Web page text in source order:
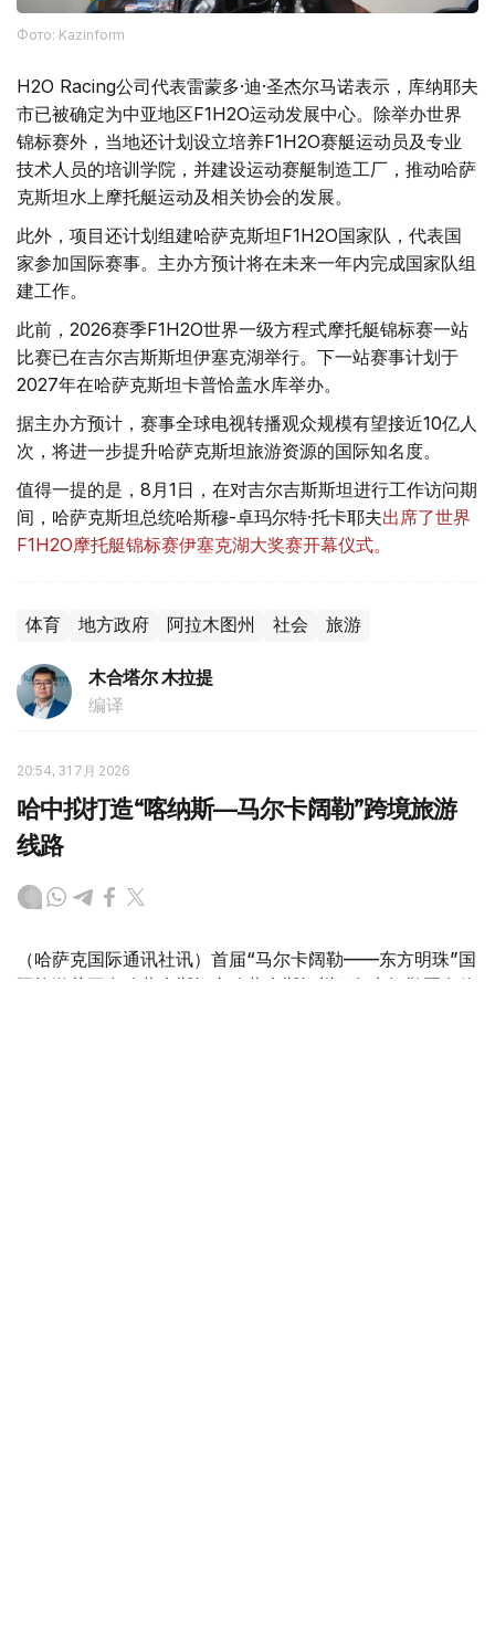
Фото: Kazinform
H2O Racing公司代表雷蒙多·迪·圣杰尔马诺表示，库纳耶夫
市已被确定为中亚地区F1H2O运动发展中心。除举办世界
锦标赛外，当地还计划设立培养F1H2O赛艇运动员及专业
技术人员的培训学院，并建设运动赛艇制造工厂，推动哈萨
克斯坦水上摩托艇运动及相关协会的发展。
此外，项目还计划组建哈萨克斯坦F1H2O国家队，代表国
家参加国际赛事。主办方预计将在未来一年内完成国家队组
建工作。
此前，2026赛季F1H2O世界一级方程式摩托艇锦标赛一站
比赛已在吉尔吉斯斯坦伊塞克湖举行。下一站赛事计划于
2027年在哈萨克斯坦卡普恰盖水库举办。
据主办方预计，赛事全球电视转播观众规模有望接近10亿人
次，将进一步提升哈萨克斯坦旅游资源的国际知名度。
值得一提的是，8月1日，在对吉尔吉斯斯坦进行工作访问期
间，哈萨克斯坦总统哈斯穆-卓玛尔特·托卡耶夫出席了世界
F1H2O摩托艇锦标赛伊塞克湖大奖赛开幕仪式。
体育 地方政府 阿拉木图州 社会 旅游
木合塔尔 木拉提
编译
20:54, 31 7月 2026
哈中拟打造“喀纳斯—马尔卡阔勒”跨境旅游
线路
（哈萨克国际通讯社讯）首届“马尔卡阔勒——东方明珠”国
际旅游节正在哈萨克斯坦东哈萨克斯坦州马尔卡阔勒区乌伦